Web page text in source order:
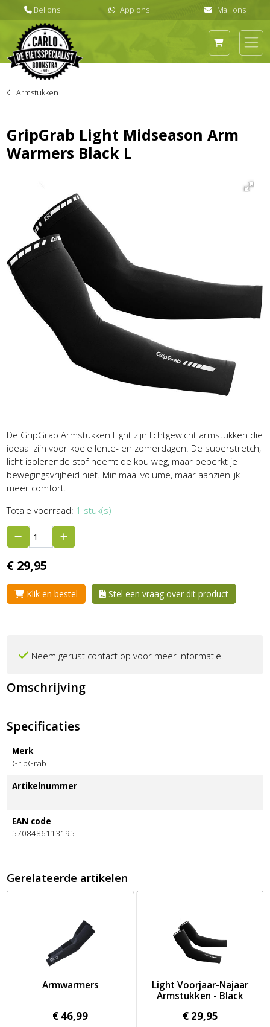
Armstukken
GripGrab Light Midseason Arm
Warmers Black L
De GripGrab Armstukken Light zijn lichtgewicht armstukken die
ideaal zijn voor koele lente- en zomerdagen. De superstretch,
licht isolerende stof neemt de kou weg, maar beperkt je
bewegingsvrijheid niet. Minimaal volume, maar aanzienlijk
meer comfort.
Totale voorraad: 1 stuk(s)
€ 29,95
Klik en bestel Stel een vraag over dit product
Neem gerust contact op voor meer informatie.
Omschrijving
Specificaties
Merk
GripGrab
Artikelnummer
-
EAN code
5708486113195
Gerelateerde artikelen
Armwarmers
€ 46,99
Light Voorjaar-Najaar
Armstukken - Black
€ 29,95